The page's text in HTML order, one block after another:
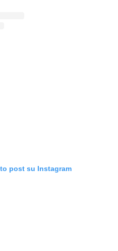
post su Instagram